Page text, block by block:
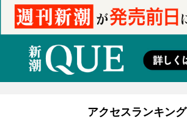
アクセスランキング